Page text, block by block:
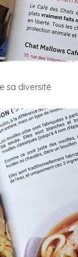
sa diversité